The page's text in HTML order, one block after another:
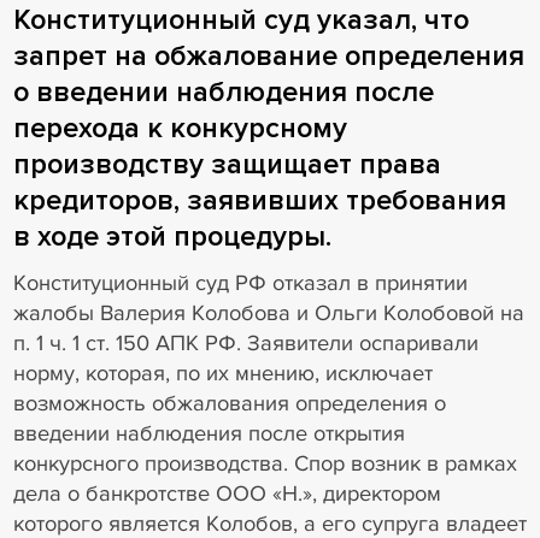
Конституционный суд указал, что
запрет на обжалование определения
о введении наблюдения после
перехода к конкурсному
производству защищает права
кредиторов, заявивших требования
в ходе этой процедуры.
Конституционный суд РФ отказал в принятии
жалобы Валерия Колобова и Ольги Колобовой на
п. 1 ч. 1 ст. 150 АПК РФ. Заявители оспаривали
норму, которая, по их мнению, исключает
возможность обжалования определения о
введении наблюдения после открытия
конкурсного производства. Спор возник в рамках
дела о банкротстве ООО «Н.», директором
которого является Колобов, а его супруга владеет